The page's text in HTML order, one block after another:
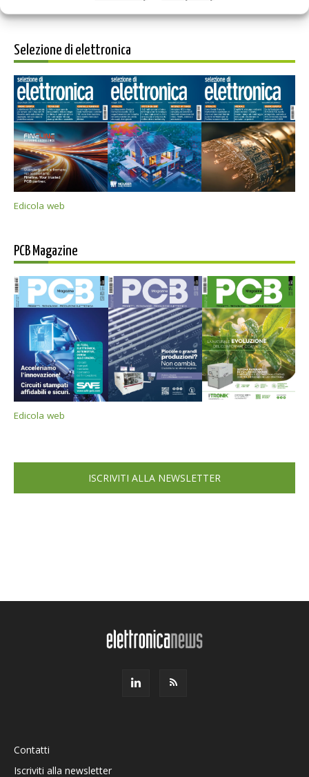
Selezione di elettronica
Edicola web
PCB Magazine
Edicola web
ISCRIVITI ALLA NEWSLETTER
Contatti
Iscriviti alla newsletter